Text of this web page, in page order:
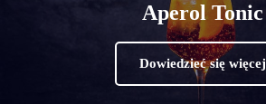
Aperol Tonic
Dowiedzieć się więcej